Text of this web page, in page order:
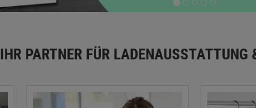
IHR PARTNER FÜR LADENAUSSTATTUNG